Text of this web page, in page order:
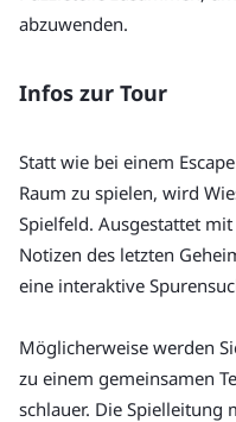
abzuwenden.
Infos zur Tour
Statt wie bei einem
Raum zu spielen, wird
Spielfeld. Ausgestattet
Notizen des letzten
eine interaktive
Möglicherweise werden
zu einem gemeinsamen
schlauer. Die Spielleitung